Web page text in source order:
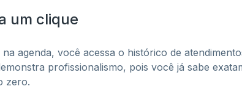
um clique
agenda, você acessa o histórico de
profissionalismo, pois você já sabe
zero.